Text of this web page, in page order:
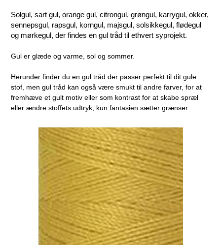
Solgul, sart gul, orange gul, citrongul, grøngul, karrygul, okker,
sennepsgul, rapsgul, korngul, majsgul, solsikkegul, flødegul
og mørkegul, der findes en gul tråd til ethvert syprojekt.
Gul er glæde og varme, sol og sommer.
Herunder finder du en gul tråd der passer perfekt til dit gule
stof, men gul tråd kan også være smukt til andre farver, for at
fremhæve et gult motiv eller som kontrast for at skabe spræl
eller ændre stoffets udtryk, kun fantasien sætter grænser.